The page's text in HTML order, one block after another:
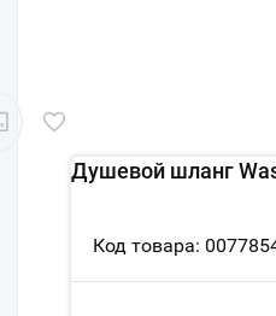
Душевой шланг
Код товара: